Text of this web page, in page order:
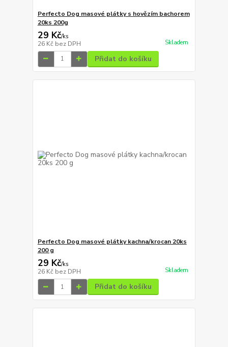
Perfecto Dog masové plátky s hovězím bachorem
20ks 200g
29 Kč/ks
26 Kč bez DPH Skladem
Přidat do košíku
Perfecto Dog masové plátky kachna/krocan 20ks
200 g
29 Kč/ks
26 Kč bez DPH Skladem
Přidat do košíku